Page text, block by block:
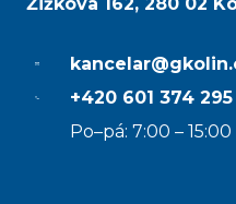
+420 601 374 295
Po–pá: 7:00 – 15:00